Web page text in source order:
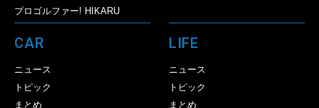
プロゴルファー! HIKARU
CAR
ニュース
トピック
まとめ
LIFE
ニュース
トピック
まとめ